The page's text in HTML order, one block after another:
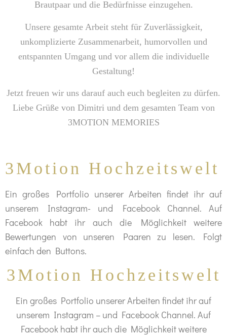
Brautpaar und die Bedürfnisse einzugehen.
Unsere gesamte Arbeit steht für Zuverlässigkeit,
unkomplizierte Zusammenarbeit, humorvollen und
entspannten Umgang und vor allem die individuelle
Gestaltung!
Jetzt freuen wir uns darauf auch euch begleiten zu dürfen.
Liebe Grüße von Dimitri und dem gesamten Team von
3MOTION MEMORIES
3Motion Hochzeitswelt
Ein großes Portfolio unserer Arbeiten findet ihr auf
unserem Instagram- und Facebook Channel. Auf
Facebook habt ihr auch die Möglichkeit weitere
Bewertungen von unseren Paaren zu lesen. Folgt
einfach den Buttons.
3Motion Hochzeitswelt
Ein großes Portfolio unserer Arbeiten findet ihr auf
unserem Instagram – und Facebook Channel. Auf
Facebook habt ihr auch die Möglichkeit weitere